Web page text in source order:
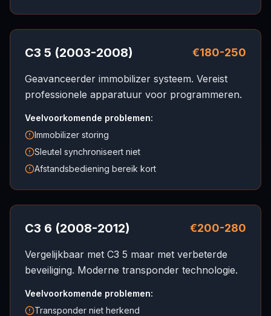
C3 5 (2003-2008) €180-250
Geavanceerder immobilizer systeem. Vereist
professionele apparatuur voor programmeren.
Veelvoorkomende problemen:
Immobilizer storing
Sleutel synchroniseert niet
Afstandsbediening bereik kort
C3 6 (2008-2012) €200-280
Vergelijkbaar met C3 5 maar met verbeterde
beveiliging. Moderne transponder technologie.
Veelvoorkomende problemen:
Transponder niet herkend